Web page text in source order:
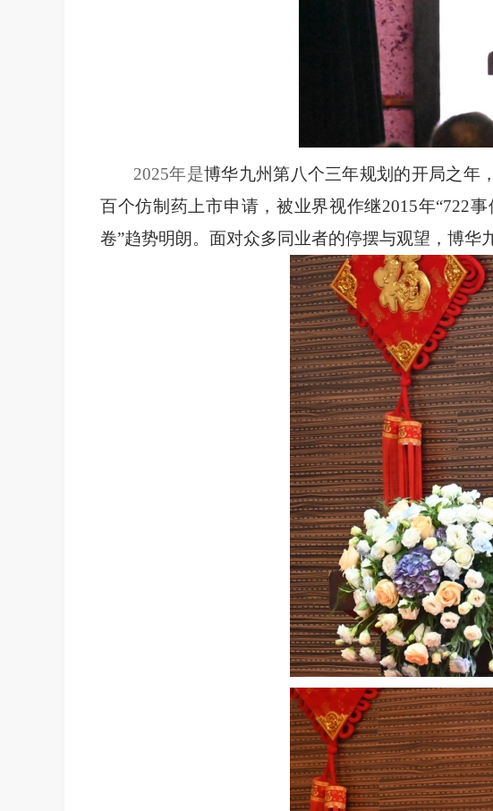
2025年是博华九州第八个三年规划的开局之年
百个仿制药上市申请，被业界视作继2015年“722
卷”趋势明朗。面对众多同业者的停摆与观望，博华